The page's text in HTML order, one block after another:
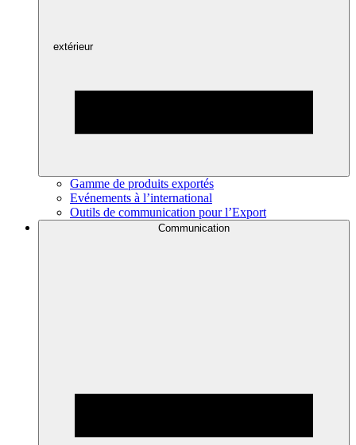
extérieur
Gamme de produits exportés
Evénements à l’international
Outils de communication pour l’Export
Communication